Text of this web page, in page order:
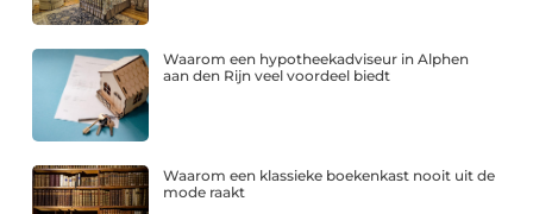
Waarom een hypotheekadviseur in Alphen
aan den Rijn veel voordeel biedt
Waarom een klassieke boekenkast nooit uit de
mode raakt